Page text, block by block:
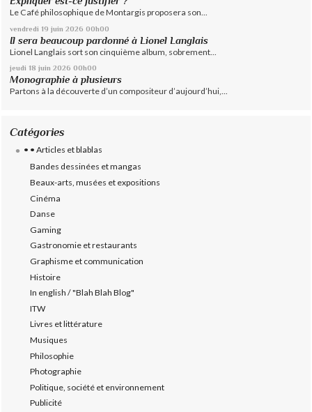
Le Café philosophique de Montargis proposera son...
vendredi 19 juin 2026 00h00
Il sera beaucoup pardonné à Lionel Langlais
Lionel Langlais sort son cinquième album, sobrement...
jeudi 18 juin 2026 00h00
Monographie à plusieurs
Partons à la découverte d’un compositeur d’aujourd’hui,...
Catégories
• • Articles et blablas
Bandes dessinées et mangas
Beaux-arts, musées et expositions
Cinéma
Danse
Gaming
Gastronomie et restaurants
Graphisme et communication
Histoire
In english / "Blah Blah Blog"
ITW
Livres et littérature
Musiques
Philosophie
Photographie
Politique, société et environnement
Publicité